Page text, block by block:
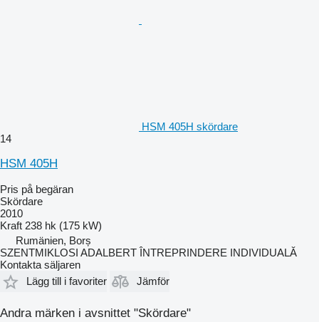
HSM 405H skördare
14
HSM 405H
Pris på begäran
Skördare
2010
Kraft 238 hk (175 kW)
Rumänien, Borș
SZENTMIKLOSI ADALBERT ÎNTREPRINDERE INDIVIDUALĂ
Kontakta säljaren
Lägg till i favoriter
Jämför
Andra märken i avsnittet "Skördare"